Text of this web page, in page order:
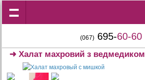
(067) 695-60-60
➜Халат махровий з ведмедиком